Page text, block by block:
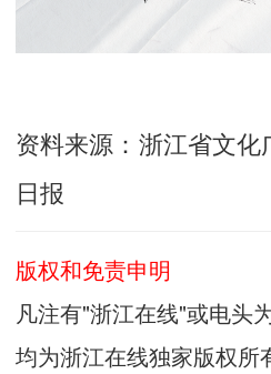
资料来源：浙江省文
日报
版权和免责申明
凡注有"浙江在线"或电头
均为浙江在线独家版权所